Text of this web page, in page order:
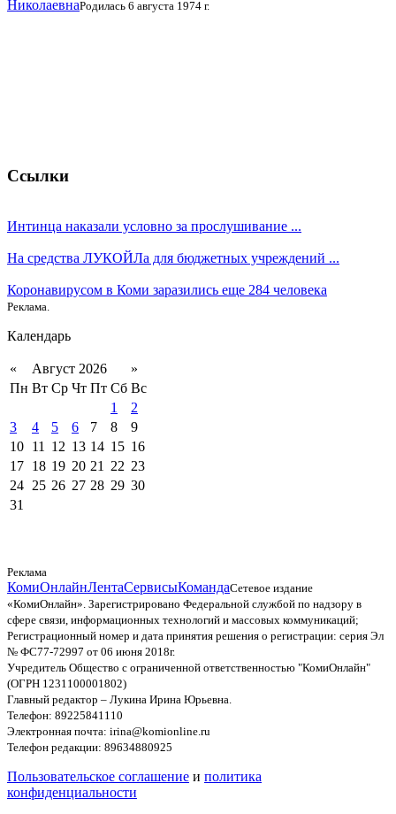
НиколаевнаРодилась 6 августа 1974 г.
Ссылки
Интинца наказали условно за прослушивание ...
На средства ЛУКОЙЛа для бюджетных учреждений ...
Коронавирусом в Коми заразились еще 284 человека
Реклама.
Календарь
« Август 2026
»
Пн Вт Ср Чт Пт Сб Вс
1
2
3
4 5 6 7 8
9
10 11 12 13 14 15 16
17 18 19 20 21 22 23
24 25 26 27 28 29 30
31
Реклама
КомиОнлайнЛентаСервисыКомандаСетевое издание
«КомиОнлайн». Зарегистрировано Федеральной службой по надзору в
сфере связи, информационных технологий и массовых коммуникаций;
Регистрационный номер и дата принятия решения о регистрации: серия Эл
№ ФС77-72997 от 06 июня 2018г.
Учредитель Общество с ограниченной ответственностью "КомиОнлайн"
(ОГРН 1231100001802)
Главный редактор – Лукина Ирина Юрьевна.
Телефон: 89225841110
Электронная почта: irina@komionline.ru
Телефон редакции: 89634880925
Пользовательское соглашение и политика
конфиденциальности